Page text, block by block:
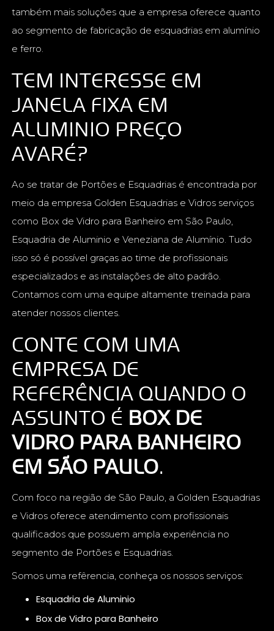
também mais soluções que a empresa oferece quanto
ao segmento de fabricação de esquadrias em alumínio
e ferro.
TEM INTERESSE EM
JANELA FIXA EM
ALUMINIO PREÇO
AVARÉ?
Ao se tratar de Portões e Esquadrias é encontrada por
meio da empresa Golden Esquadrias e Vidros serviços
como Box de Vidro para Banheiro em São Paulo,
Esquadria de Aluminio e Veneziana de Alumínio. Tudo
isso só é possível graças ao time de profissionais
especializados e as instalações de alto padrão.
Contamos com uma equipe altamente treinada para
atender nossos clientes.
CONTE COM UMA
EMPRESA DE
REFERÊNCIA QUANDO O
ASSUNTO É BOX DE
VIDRO PARA BANHEIRO
EM SÃO PAULO.
Com foco na região de São Paulo, a Golden Esquadrias
e Vidros oferece atendimento com profissionais
qualificados que possuem ampla experiência no
segmento de Portões e Esquadrias.
Somos uma refêrencia, conheça os nossos serviços:
Esquadria de Aluminio
Box de Vidro para Banheiro